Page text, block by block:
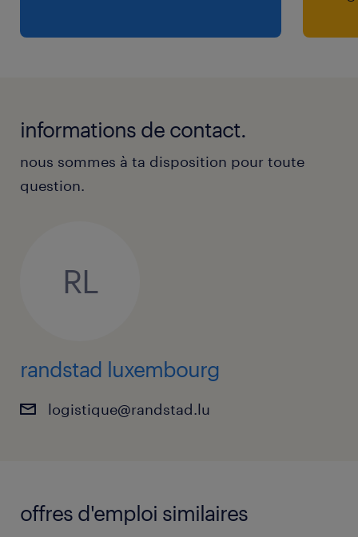
informations de contact.
nous sommes à ta disposition pour toute
question.
RL
randstad luxembourg
logistique@randstad.lu
offres d'emploi similaires